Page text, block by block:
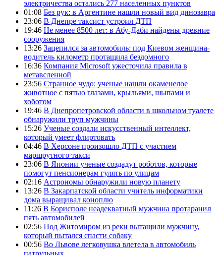
электричества остались 277 населенных пунктов
01:08 Без рук: в Аргентине нашли новый вид динозавра
23:06 В Днепре таксист устроил ДТП
19:46 Не менее 8500 лет: в Абу-Даби найдены древние
сооружения
13:26 Зацепился за автомобиль: под Киевом женщина-
водитель километр протащила бездомного
16:36 Компания Microsoft ужесточила правила в
метавсленной
23:56 Странное чудо: ученые нашли окаменелое
животное с пятью глазами, крыльями, шыпами и
хоботом
19:46 В Днепропетровской области в школьном туалете
обнаружили труп мужчины
15:26 Ученые создали искусственный интеллект,
который умеет флиртовать
04:46 В Херсоне произошло ДТП с участием
маршрутного такси
23:06 В Японии ученые создадут роботов, которые
помогут пенсионерам гулять по улицам
02:16 Астрономы обнаружили новую планету
13:26 В Закарпатской области учитель информатики
дома выращивал коноплю
11:26 В Борисполе неадекватный мужчина протаранил
пять автомобилей
02:56 Под Житомиром из реки вытащили мужчину,
который пытался спасти собаку
00:56 Во Львове легковушка влетела в автомобиль
патрульных